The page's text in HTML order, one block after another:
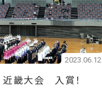
2023.06.12
畿大会 入賞！